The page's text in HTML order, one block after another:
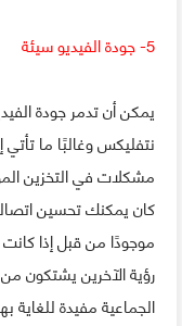
5- جودة الفيديو سيئة
يمكن أن تدمر جودة
نتفليكس وغالبًا ما
مشكلات في التخزين
كان يمكنك تحسين
موجودًا من قبل إذا
رؤية الآخرين يشتكون
الجماعية مفيدة للغاية